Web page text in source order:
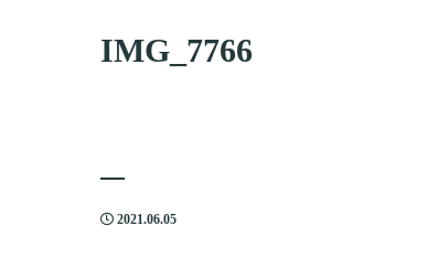
IMG_7766
2021.06.05